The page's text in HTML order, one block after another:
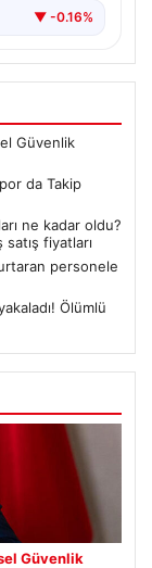
▼ -0.16%
Güvenlik
da Takip
ne kadar oldu?
fiyatları
personele
Ölümlü
Güvenlik